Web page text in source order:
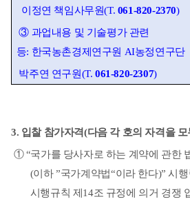
이정연 책임사무원(T. 061-820-2370)
③ 과업내용 및 기술평가 관련
등: 한국농촌경제연구원 AI농정연구단
박주연 연구원(T.061-820-2307)
3. 입찰 참가자격(다음 각 호의 자격을
①“국가를 당사자로 하는 계약에 관한
(이하”국가계약법“이라 한다)”시행
시행규칙 제 14조 규정에 의거 경쟁